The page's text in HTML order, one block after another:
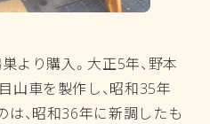
より購入。大正5年、野本
山車を製作し、昭和35年
は、昭和36年に新調したも